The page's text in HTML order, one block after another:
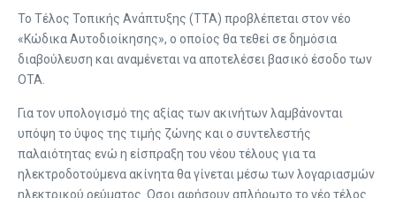
Το Τέλος Τοπικής Ανάπτυξης (ΤΤΑ) προβλέπεται στον νέο
«Κώδικα Αυτοδιοίκησης», ο οποίος θα τεθεί σε δημόσια
διαβούλευση και αναμένεται να αποτελέσει βασικό έσοδο των
ΟΤΑ.
Για τον υπολογισμό της αξίας των ακινήτων λαμβάνονται
υπόψη το ύψος της τιμής ζώνης και ο συντελεστής
παλαιότητας ενώ η είσπραξη του νέου τέλους για τα
ηλεκτροδοτούμενα ακίνητα θα γίνεται μέσω των λογαριασμών
ηλεκτρικού ρεύματος. Οσοι αφήσουν απλήρωτο το νέο τέλος